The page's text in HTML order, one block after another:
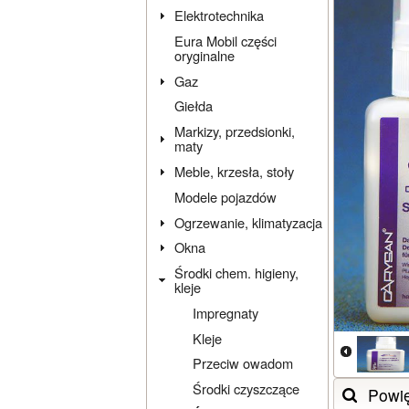
Elektrotechnika
Eura Mobil części
oryginalne
Gaz
Giełda
Markizy, przedsionki,
maty
Meble, krzesła, stoły
Modele pojazdów
Ogrzewanie, klimatyzacja
Okna
Środki chem. higieny,
kleje
Impregnaty
Kleje
Przeciw owadom
Środki czyszczące